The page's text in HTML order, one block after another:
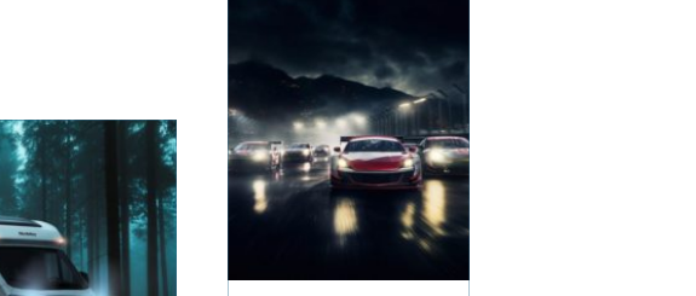
charmerende landsbyer,
er mulighederne mange.
Campingvognen giver
friheden til ...